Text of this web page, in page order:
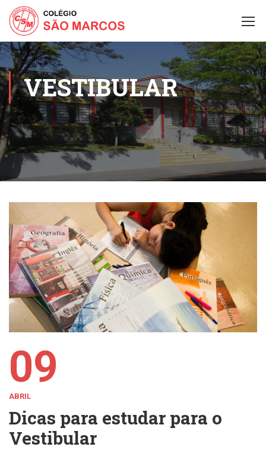
VESTIBULAR
09
ABRIL
Dicas para estudar para o
Vestibular